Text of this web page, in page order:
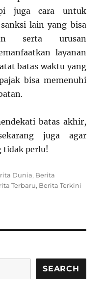
juga cara untuk
lain yang bisa
serta urusan
layanan
batas waktu yang
bisa memenuhi
batas akhir,
juga agar
tidak perlu!
Dunia, Berita
Terbaru, Berita Terkini
SEARCH